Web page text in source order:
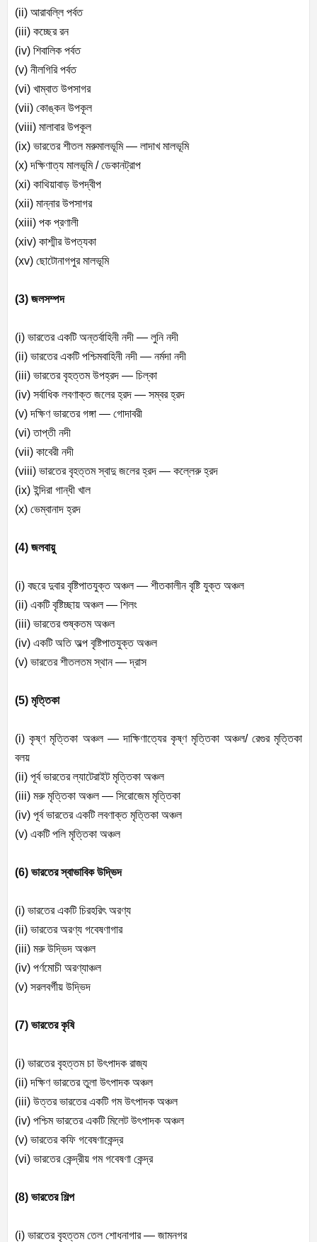
(ii) আরাবল্লি পর্বত
(iii) কচ্ছের রন
(iv) শিবালিক পর্বত
(v) নীলগিরি পর্বত
(vi) খাম্বাত উপসাগর
(vii) কোঙ্কন উপকূল
(viii) মালাবার উপকূল
(ix) ভারতের শীতল মরুমালভূমি — লাদাখ মালভূমি
(x) দক্ষিণাত্য মালভূমি / ডেকানট্রাপ
(xi) কাথিয়াবাড় উপদ্বীপ
(xii) মান্নার উপসাগর
(xiii) পক প্রণালী
(xiv) কাশ্মীর উপত্যকা
(xv) ছোটোনাগপুর মালভূমি
(3) জলসম্পদ
(i) ভারতের একটি অন্তর্বাহিনী নদী — লুনি নদী
(ii) ভারতের একটি পশ্চিমবাহিনী নদী — নর্মদা নদী
(iii) ভারতের বৃহত্তম উপহ্রদ — চিল্কা
(iv) সর্বাধিক লবণাক্ত জলের হ্রদ — সম্বর হ্রদ
(v) দক্ষিণ ভারতের গঙ্গা — গোদাবরী
(vi) তাপ্তী নদী
(vii) কাবেরী নদী
(viii) ভারতের বৃহত্তম স্বাদু জলের হ্রদ — কল্লেরু হ্রদ
(ix) ইন্দিরা গান্ধী খাল
(x) ভেম্বানাদ হ্রদ
(4) জলবায়ু
(i) বছরে দুবার বৃষ্টিপাতযুক্ত অঞ্চল — শীতকালীন বৃষ্টি যুক্ত অঞ্চল
(ii) একটি বৃষ্টিচ্ছায় অঞ্চল — শিলং
(iii) ভারতের শুষ্কতম অঞ্চল
(iv) একটি অতি অল্প বৃষ্টিপাতযুক্ত অঞ্চল
(v) ভারতের শীতলতম স্থান — দ্রাস
(5) মৃত্তিকা
(i) কৃষ্ণ মৃত্তিকা অঞ্চল — দাক্ষিণাত্যের কৃষ্ণ মৃত্তিকা অঞ্চল/ রেগুর মৃত্তিকা
বলয়
(ii) পূর্ব ভারতের ল্যাটেরাইট মৃত্তিকা অঞ্চল
(iii) মরু মৃত্তিকা অঞ্চল — সিরোজেম মৃত্তিকা
(iv) পূর্ব ভারতের একটি লবণাক্ত মৃত্তিকা অঞ্চল
(v) একটি পলি মৃত্তিকা অঞ্চল
(6) ভারতের স্বাভাবিক উদ্ভিদ
(i) ভারতের একটি চিরহরিৎ অরণ্য
(ii) ভারতের অরণ্য গবেষণাগার
(iii) মরু উদ্ভিদ অঞ্চল
(iv) পর্ণমোচী অরণ্যাঞ্চল
(v) সরলবর্গীয় উদ্ভিদ
(7) ভারতের কৃষি
(i) ভারতের বৃহত্তম চা উৎপাদক রাজ্য
(ii) দক্ষিণ ভারতের তুলা উৎপাদক অঞ্চল
(iii) উত্তর ভারতের একটি গম উৎপাদক অঞ্চল
(iv) পশ্চিম ভারতের একটি মিলেট উৎপাদক অঞ্চল
(v) ভারতের কফি গবেষণাকেন্দ্র
(vi) ভারতের কেন্দ্রীয় গম গবেষণা কেন্দ্র
(8) ভারতের শিল্প
(i) ভারতের বৃহত্তম তেল শোধনাগার — জামনগর